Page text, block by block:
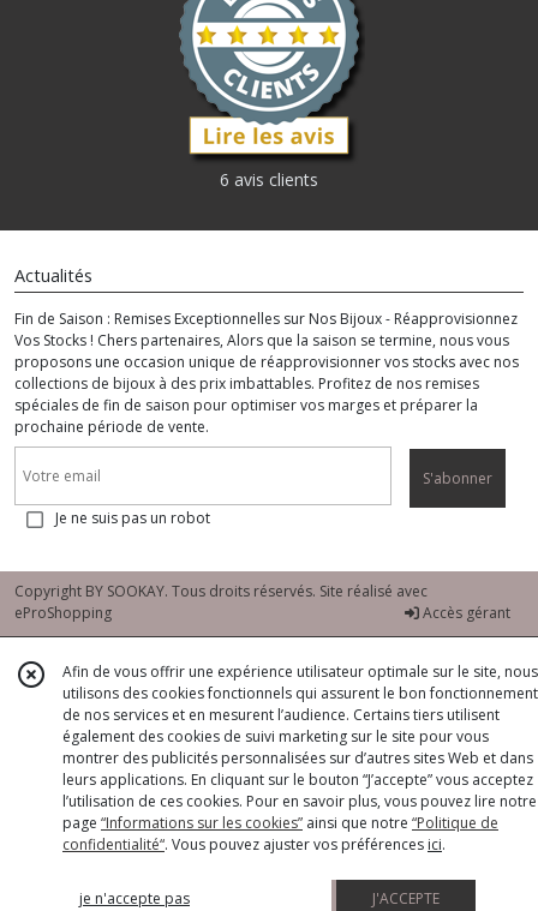
6 avis clients
Actualités
Fin de Saison : Remises Exceptionnelles sur Nos Bijoux - Réapprovisionnez
Vos Stocks ! Chers partenaires, Alors que la saison se termine, nous vous
proposons une occasion unique de réapprovisionner vos stocks avec nos
collections de bijoux à des prix imbattables. Profitez de nos remises
spéciales de fin de saison pour optimiser vos marges et préparer la
prochaine période de vente.
S'abonner
Je ne suis pas un robot
Copyright BY SOOKAY. Tous droits réservés. Site réalisé avec
eProShopping
Accès gérant
Afin de vous offrir une expérience utilisateur optimale sur le site, nous
utilisons des cookies fonctionnels qui assurent le bon fonctionnement
de nos services et en mesurent l’audience. Certains tiers utilisent
également des cookies de suivi marketing sur le site pour vous
montrer des publicités personnalisées sur d’autres sites Web et dans
leurs applications. En cliquant sur le bouton “J’accepte” vous acceptez
l’utilisation de ces cookies. Pour en savoir plus, vous pouvez lire notre
page “Informations sur les cookies” ainsi que notre “Politique de
confidentialité“. Vous pouvez ajuster vos préférences ici.
je n'accepte pas J'ACCEPTE